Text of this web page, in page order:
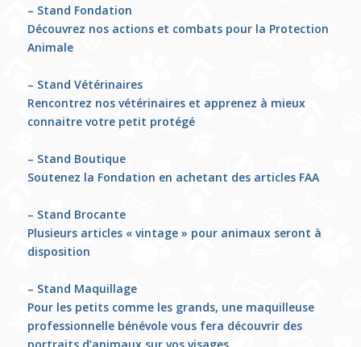
– Stand Fondation
Découvrez nos actions et combats pour la Protection
Animale
– Stand Vétérinaires
Rencontrez nos vétérinaires et apprenez à mieux
connaitre votre petit protégé
– Stand Boutique
Soutenez la Fondation en achetant des articles FAA
– Stand Brocante
Plusieurs articles « vintage » pour animaux seront à
disposition
– Stand Maquillage
Pour les petits comme les grands, une maquilleuse
professionnelle bénévole vous fera découvrir des
portraits d’animaux sur vos visages